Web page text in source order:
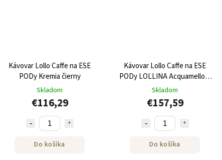
Kávovar Lollo Caffe na ESE
PODy Kremia čierny
Skladom
€116,29
Do košíka
Kávovar Lollo Caffe na ESE
PODy LOLLINA Acquamellow
tyrkysový + 40 ESE Podov
Skladom
€157,59
Do košíka